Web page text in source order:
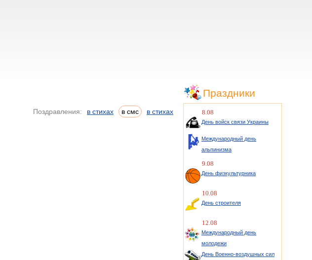
Поздравления: в стихах в смс в стихах
Праздники
8.08
День войск связи Украины
Международный день
альпинизма
9.08
День физкультурника
10.08
День строителя
12.08
Международный день
молодежи
День Военно-воздушных сил